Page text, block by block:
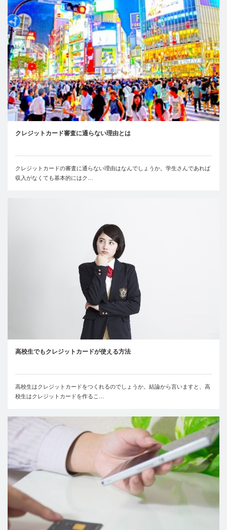
クレジットカード審査に通らない理由とは
クレジットカードの審査に通らない理由はなんでしょうか。学生さんであれば
収入がなくても基本的にはク…
高校生でもクレジットカードが使える方法
高校生はクレジットカードをつくれるのでしょうか。結論から言いますと、高
校生はクレジットカードを作るこ…